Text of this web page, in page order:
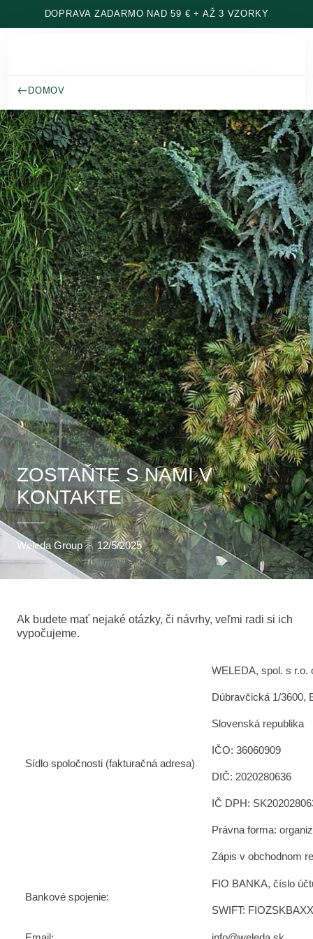
Prejsť na hlavný obsah
DOPRAVA ZADARMO NAD 59 € + AŽ 3 VZORKY
DOMOV
ZOSTAŇTE S NAMI V
KONTAKTE
Weleda Group · 12/5/2025
Ak budete mať nejaké otázky, či návrhy, veľmi radi si ich
vypočujeme.
Sídlo spoločnosti (fakturačná adresa)
WELEDA, spol. s r.o.
Dúbravčická 1/3600,
Slovenská republika
IČO: 36060909
DIČ: 2020280636
IČ DPH:
Právna forma:
Zápis v obchodnom
Bankové spojenie:
FIO BANKA, číslo
SWIFT: